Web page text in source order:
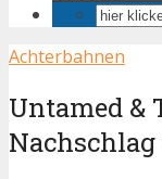
Achterbahnen
Untamed &
Nachschlag